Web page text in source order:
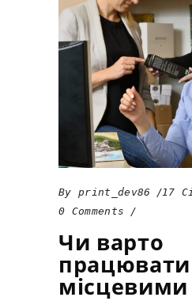
By print_dev86
17
0 Comments
Чи варто
місцевими